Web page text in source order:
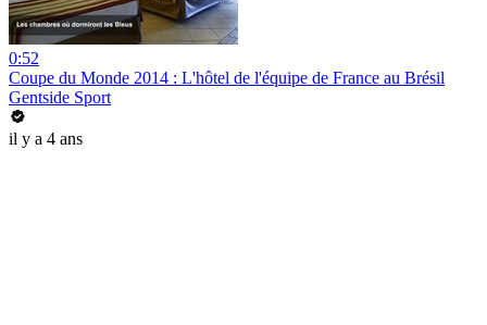
0:52
Coupe du Monde 2014 : L'hôtel de l'équipe de France au Brésil
Gentside Sport
il y a 4 ans